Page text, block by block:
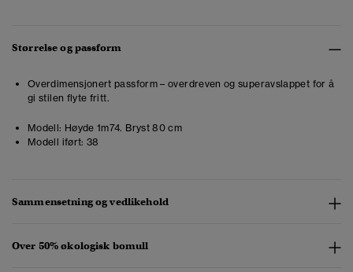
Størrelse og passform
Overdimensjonert passform – overdreven og superavslappet for å
gi stilen flyte fritt.
Modell: Høyde 1m74. Bryst 80 cm
Modell iført: 38
Sammensetning og vedlikehold
Over 50% økologisk bomull